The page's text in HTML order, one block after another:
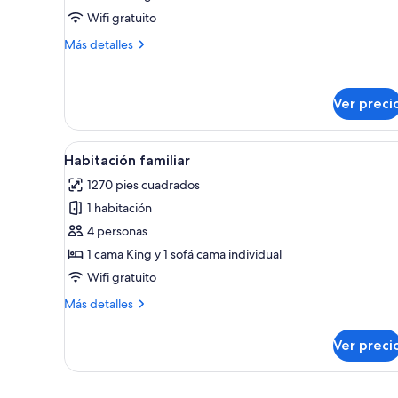
al
jardín
Wifi gratuito
Más detalles
Más
habitación,
vista
al
Ver
Abrir
todas
las
fotos
de
Habitación
familiar
Una habitación de hotel
4
Habitación familiar
1270 pies cuadrados
1 habitación
4 personas
1 cama King y 1 sofá cama individual
Wifi gratuito
Más detalles
Más
familiar
Ver